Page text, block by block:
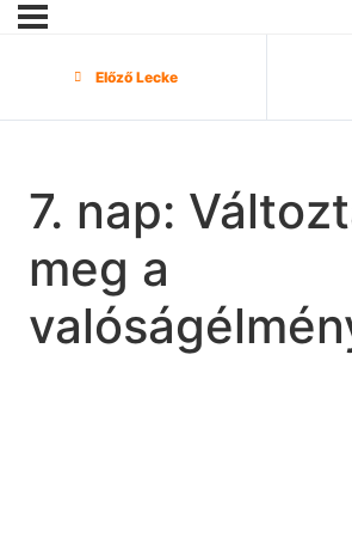
Előző Lecke
7. nap:
meg a